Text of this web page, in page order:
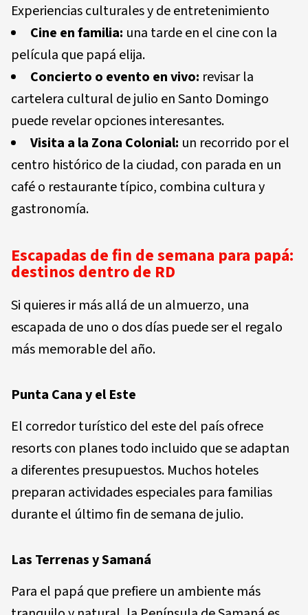
Experiencias culturales y de entretenimiento
Cine en familia: una tarde en el cine con la
película que papá elija.
Concierto o evento en vivo: revisar la
cartelera cultural de julio en Santo Domingo
puede revelar opciones interesantes.
Visita a la Zona Colonial: un recorrido por el
centro histórico de la ciudad, con parada en un
café o restaurante típico, combina cultura y
gastronomía.
Escapadas de fin de semana para papá:
destinos dentro de RD
Si quieres ir más allá de un almuerzo, una
escapada de uno o dos días puede ser el regalo
más memorable del año.
Punta Cana y el Este
El corredor turístico del este del país ofrece
resorts con planes todo incluido que se adaptan
a diferentes presupuestos. Muchos hoteles
preparan actividades especiales para familias
durante el último fin de semana de julio.
Las Terrenas y Samaná
Para el papá que prefiere un ambiente más